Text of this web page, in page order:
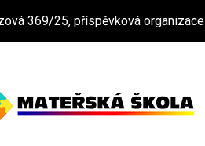
369/25, příspěvková organizace